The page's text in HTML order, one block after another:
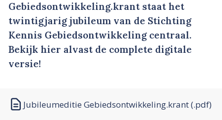
Gebiedsontwikkeling.krant staat het
twintigjarig jubileum van de Stichting
Kennis Gebiedsontwikkeling centraal.
Bekijk hier alvast de complete digitale
versie!
Jubileumeditie Gebiedsontwikkeling.krant (.pdf)